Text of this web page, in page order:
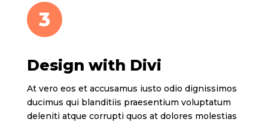
3
Design with Divi
At vero eos et accusamus iusto odio dignissimos
ducimus qui blanditiis praesentium voluptatum
deleniti atque corrupti quos at dolores molestias